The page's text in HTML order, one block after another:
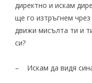
директно и искам
ще го изтръгнем
движи мисълта ти и
си?
– Искам да видя